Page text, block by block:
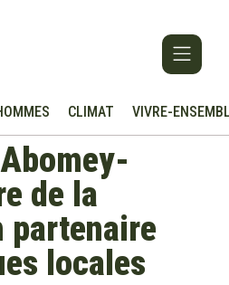
CLIMAT VIVRE-
de la
partenaire
locales